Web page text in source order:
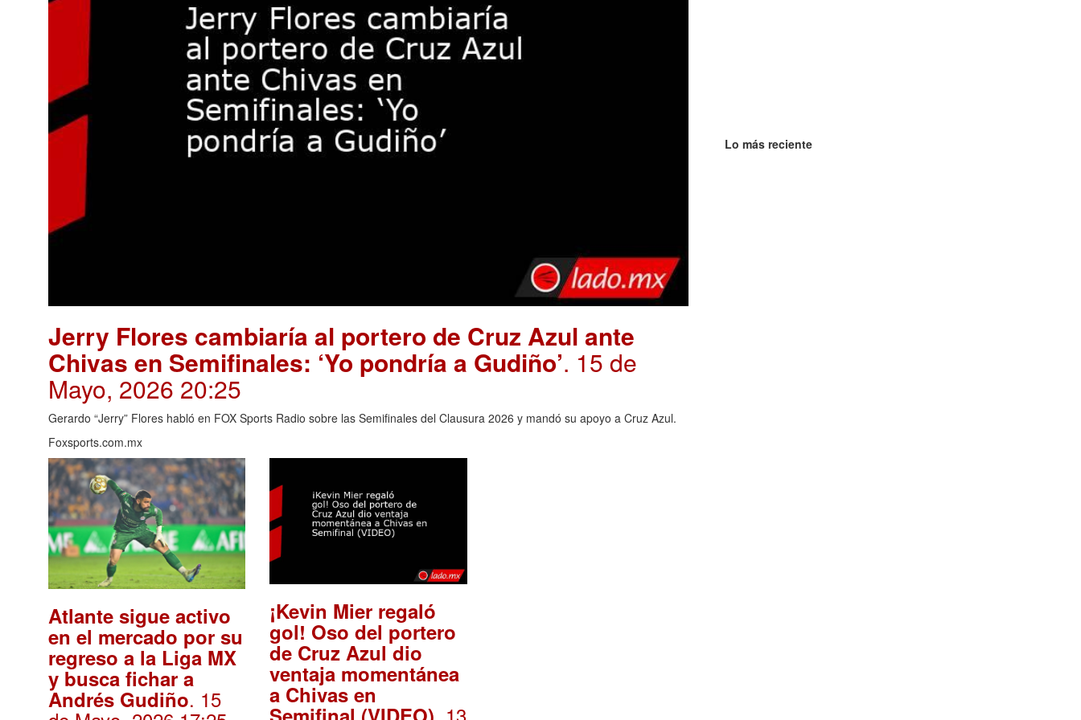
Jerry Flores cambiaría al portero de Cruz Azul ante
Chivas en Semifinales: ‘Yo pondría a Gudiño’. 15 de
Mayo, 2026 20:25
Gerardo “Jerry” Flores habló en FOX Sports Radio sobre las Semifinales del Clausura 2026 y mandó su apoyo a Cruz Azul.
Foxsports.com.mx
Atlante sigue activo
en el mercado por su
regreso a la Liga MX
y busca fichar a
Andrés Gudiño. 15
¡Kevin Mier regaló
gol! Oso del portero
de Cruz Azul dio
ventaja momentánea
a Chivas en
Lo más reciente